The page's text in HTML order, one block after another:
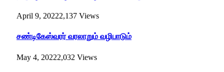
April 9, 20222,137 Views
சண்டிகேஸ்வரர் வரலாறும் வழிபாடும்
May 4, 20222,032 Views